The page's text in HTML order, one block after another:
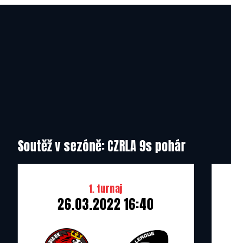
Soutěž v sezóně: CZRLA 9s pohár
1. turnaj
26.03.2022 16:40